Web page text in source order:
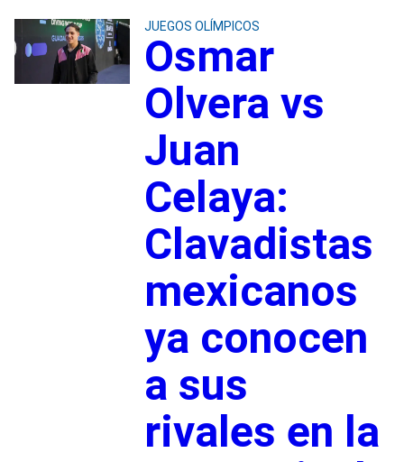
JUEGOS OLÍMPICOS
Osmar
Olvera vs
Juan
Celaya:
Clavadistas
mexicanos
ya conocen
a sus
rivales en la